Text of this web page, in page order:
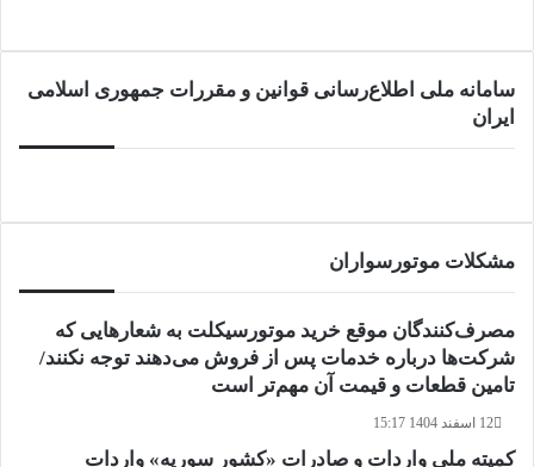
سامانه ملی اطلاع‌رسانی قوانین و مقررات جمهوری اسلامی
ایران
مشکلات موتورسواران
مصرف‌کنندگان موقع خرید موتورسیکلت به شعارهایی که
شرکت‌ها درباره خدمات پس از فروش می‌دهند توجه نکنند/
تامین قطعات و قیمت آن مهم‌تر است
12 اسفند 1404 15:17
کمیته ملی واردات و صادرات «کشور سوریه» واردات